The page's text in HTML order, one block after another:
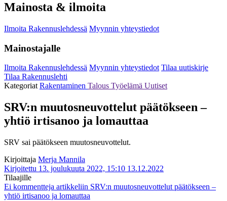
Mainosta & ilmoita
Ilmoita Rakennuslehdessä Myynnin yhteystiedot
Mainostajalle
Ilmoita Rakennuslehdessä Myynnin yhteystiedot Tilaa uutiskirje
Tilaa Rakennuslehti
KategoriatRakentaminen Talous Työelämä Uutiset
SRV:n muutosneuvottelut päätökseen –
yhtiö irtisanoo ja lomauttaa
SRV sai päätökseen muutosneuvottelut.
Kirjoittaja Merja Mannila
Kirjoitettu 13. joulukuuta 2022, 15:10 13.12.2022
Tilaajille
Ei kommentteja artikkeliin SRV:n muutosneuvottelut päätökseen –
yhtiö irtisanoo ja lomauttaa